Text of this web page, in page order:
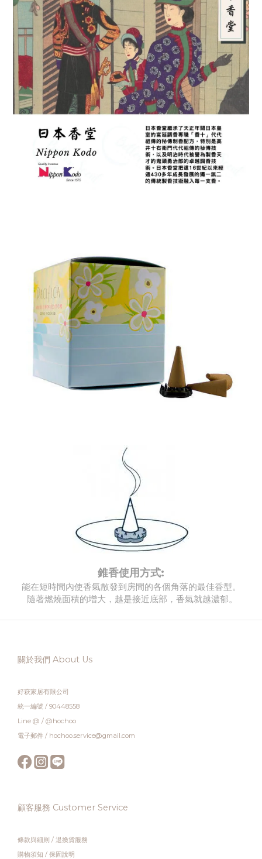
錐香使用方式:
能在短時間內使香氣散發到房間的各個角落的最佳香型。
隨著燃燒面積的增大，越是接近底部，香氣就越濃郁。
關於我們 About Us
好萩家居有限公司
統一編號 / 90448558
Line @ / @hochoo
電子郵件 / hochoo.service@gmail.com
顧客服務 Customer Service
條款與細則 / 退換貨服務
購物須知 / 保固說明